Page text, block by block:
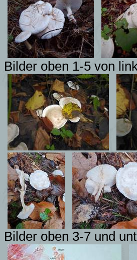
Bilder oben 1-5 von
Bilder oben 3-7 und